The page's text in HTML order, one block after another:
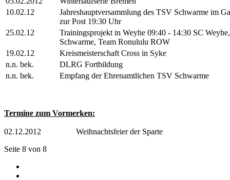
10.02.12
Jahreshauptversammlung des TSV Schwarme im
zur Post 19:30 Uhr
25.02.12
Trainingsprojekt in Weyhe 09:40 - 14:30 SC
Schwarme, Team Ronululu ROW
19.02.12
Kreismeisterschaft Cross in Syke
n.n. bek.
DLRG Fortbildung
n.n. bek.
Empfang der Ehrenamtlichen TSV Schwarme
Termine zum Vormerken:
02.12.2012 Weihnachtsfeier der Sparte
Seite 8 von 8